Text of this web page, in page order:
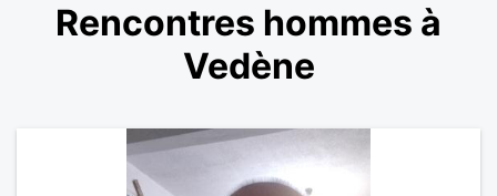
Rencontres hommes à
Vedène